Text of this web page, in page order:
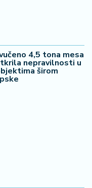
4,5 tona mesa
nepravilnosti u
širom